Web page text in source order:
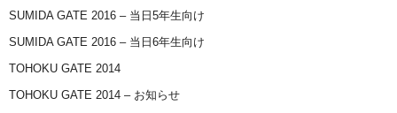
SUMIDA GATE 2016 – 当日5年生向け
SUMIDA GATE 2016 – 当日6年生向け
TOHOKU GATE 2014
TOHOKU GATE 2014 – お知らせ